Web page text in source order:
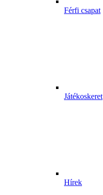
Férfi csapat
Játékoskeret
Hírek